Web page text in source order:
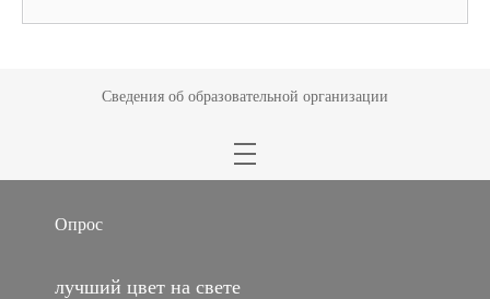
Сведения об образовательной организации
Опрос
лучший цвет на свете